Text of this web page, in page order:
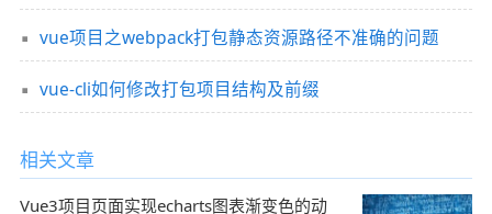
vue项目之webpack打包静态资源路径不准确的问题
vue-cli如何修改打包项目结构及前缀
相关文章
Vue3项目页面实现echarts图表渐变色的动